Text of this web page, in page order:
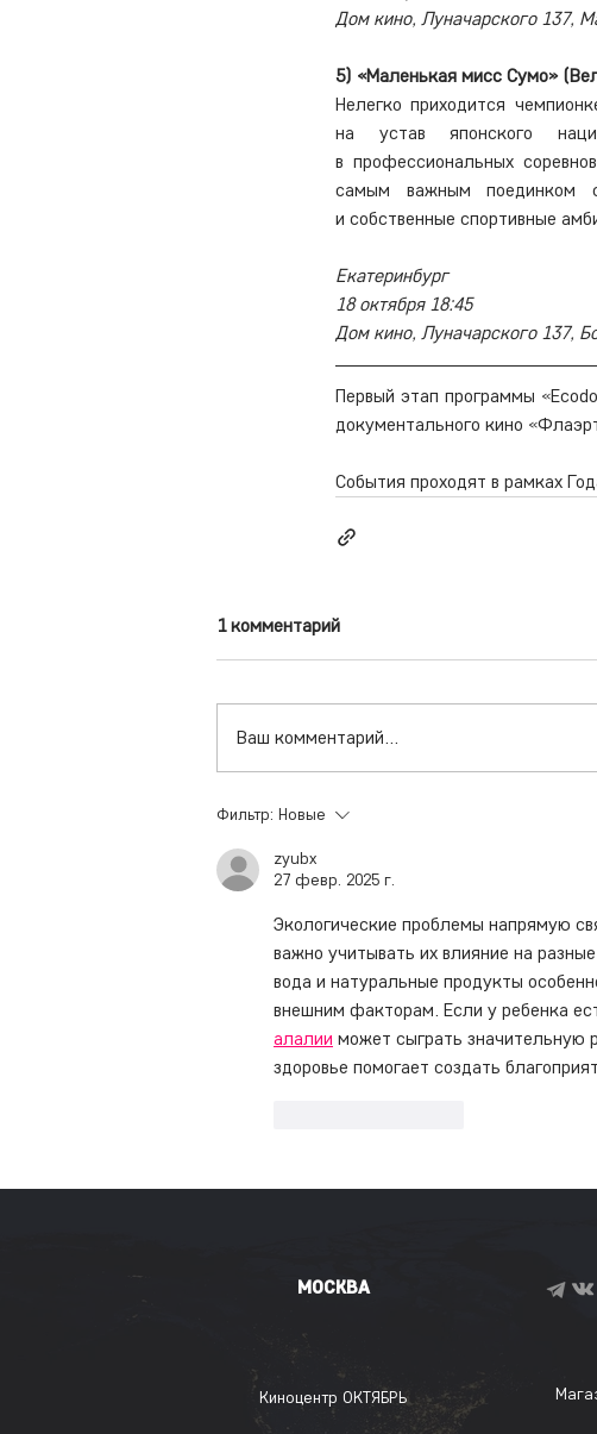
Дом кино, Луначарского 137,
5) «Маленькая мисс Сумо»
Нелегко приходится
на устав японского
в профессиональных
самым важным поединком
и собственные спортивные
Екатеринбург
18 октября 18:45
Дом кино, Луначарского 137,
Первый этап программы
документального кино
События проходят в рамках
1 комментарий
Ваш комментарий...
Фильтр: Новые
zyubx
27 февр. 2025 г.
Экологические проблемы напрямую
важно учитывать их влияние на
вода и натуральные продукты
внешним факторам. Если у ребенка
алалии может сыграть значительную
здоровье помогает создать
МОСКВА
Киноцентр ОКТЯБРЬ